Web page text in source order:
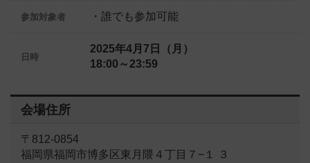
参加対象者 ・誰でも参加可能
日時
2025年4月7日（月）
18:00～23:59
会場住所
〒812-0854
福岡県福岡市博多区東月隈４丁目７−１ ３